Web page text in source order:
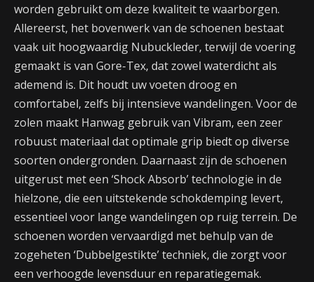
worden gebruikt om deze kwaliteit te waarborgen.
Allereerst, het bovenwerk van de schoenen bestaat
vaak uit hoogwaardig Nubuckleder, terwijl de voering
gemaakt is van Gore-Tex, dat zowel waterdicht als
ademend is. Dit houdt uw voeten droog en
comfortabel, zelfs bij intensieve wandelingen. Voor de
zolen maakt Hanwag gebruik van Vibram, een zeer
robuust materiaal dat optimale grip biedt op diverse
soorten ondergronden. Daarnaast zijn de schoenen
uitgerust met een ‘Shock Absorb’ technologie in de
hielzone, die een uitstekende schokdemping levert,
essentieel voor lange wandelingen op ruig terrein. De
schoenen worden vervaardigd met behulp van de
zogeheten ‘Dubbelgestikte’ techniek, die zorgt voor
een verhoogde levensduur en reparatiegemak.